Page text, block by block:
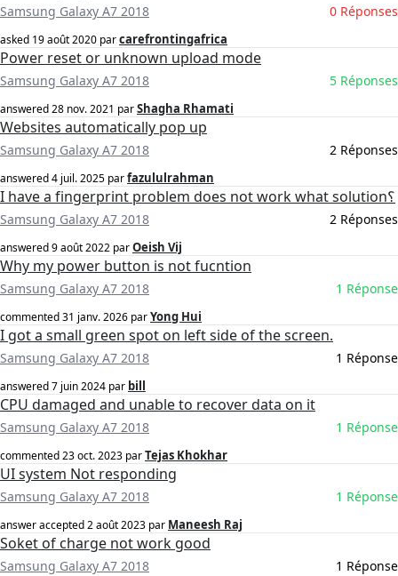
Samsung Galaxy A7 2018 0 Réponses
asked 19 août 2020 parcarefrontingafrica
Power reset or unknown upload mode
Samsung Galaxy A7 2018 5 Réponses
answered28 nov. 2021 parShagha Rhamati
Websites automatically pop up
Samsung Galaxy A7 2018 2 Réponses
answered4 juil. 2025 parfazululrahman
I have a fingerprint problem does not work what solution؟
Samsung Galaxy A7 2018 2 Réponses
answered9 août 2022 parOeish Vij
Why my power button is not fucntion
Samsung Galaxy A7 2018 1 Réponse
commented31 janv. 2026 parYong Hui
I got a small green spot on left side of the screen.
Samsung Galaxy A7 2018 1 Réponse
answered7 juin 2024 par bill
CPU damaged and unable to recover data on it
Samsung Galaxy A7 2018 1 Réponse
commented23 oct. 2023 parTejas Khokhar
UI system Not responding
Samsung Galaxy A7 2018 1 Réponse
answer accepted2 août 2023 par Maneesh Raj
Soket of charge not work good
Samsung Galaxy A7 2018 1 Réponse